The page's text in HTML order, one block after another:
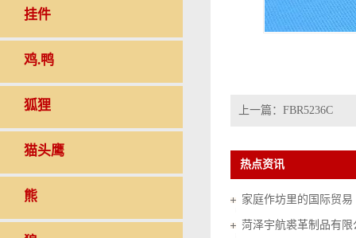
挂件
鸡.鸭
狐狸
猫头鹰
熊
上一篇： FBR5236C
热点资讯
家庭作坊里的国际贸易
菏泽宇航裘革制品有